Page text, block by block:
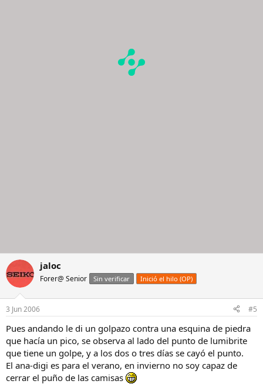
jaloc
Forer@ Senior Sin verificar Inició el hilo (OP)
3 Jun 2006 #5
Pues andando le di un golpazo contra una esquina de piedra
que hacía un pico, se observa al lado del punto de lumibrite
que tiene un golpe, y a los dos o tres días se cayó el punto.
El ana-digi es para el verano, en invierno no soy capaz de
cerrar el puño de las camisas